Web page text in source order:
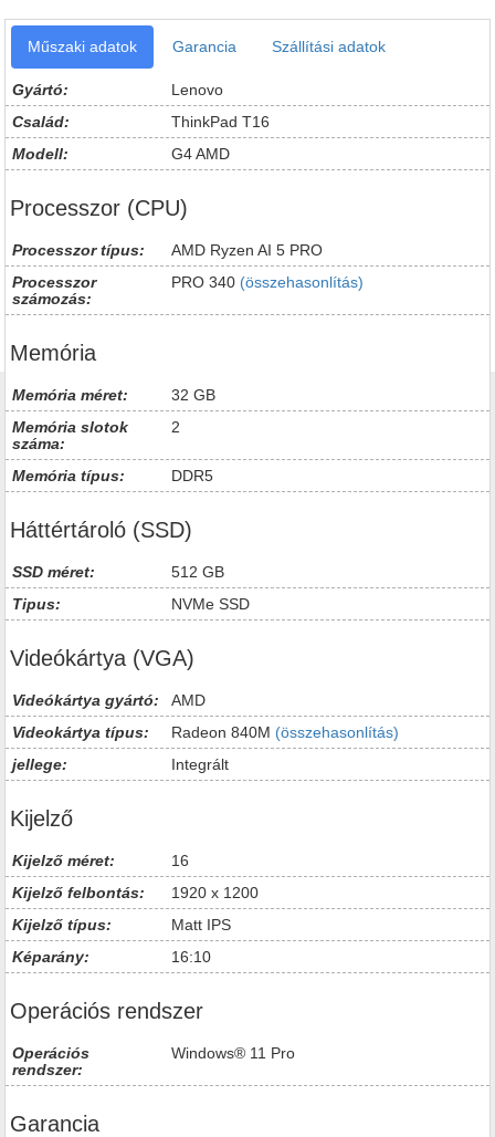
Műszaki adatok Garancia Szállítási adatok
Gyártó:
Lenovo
Család:
ThinkPad T16
Modell:
G4 AMD
Processzor (CPU)
Processzor típus:
AMD Ryzen AI 5 PRO
Processzor
számozás:
PRO 340 (összehasonlítás)
Memória
Memória méret:
32 GB
Memória slotok
száma:
2
Memória típus: DDR5
Háttértároló (SSD)
SSD méret:
512 GB
Tipus:
NVMe SSD
Videókártya (VGA)
Videókártya gyártó:
AMD
Videokártya típus:
Radeon 840M (összehasonlítás)
jellege:
Integrált
Kijelző
Kijelző méret:
16
Kijelző felbontás:
1920 x 1200
Kijelző típus:
Matt IPS
Képarány:
16:10
Operációs rendszer
Operációs
rendszer:
Windows® 11 Pro
Garancia